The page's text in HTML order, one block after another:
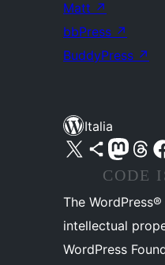
Matt ↗
bbPress ↗
BuddyPress ↗
Italia
Visita il nostro account X (ex Twitter)
Visita il nostro account Bluesky
Visita il nostro
Visita il
CODE
The
intellectual
WordPress